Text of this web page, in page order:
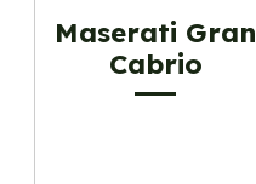
Maserati Gran
Cabrio